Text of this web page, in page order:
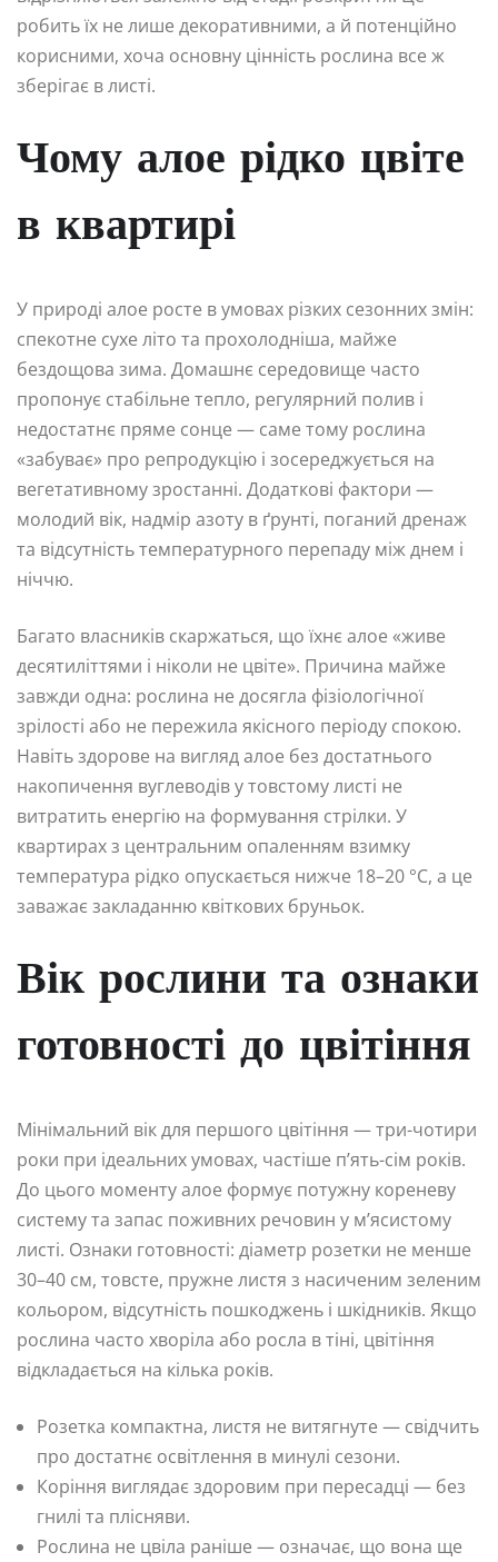
робить їх не лише декоративними, а й потенційно
корисними, хоча основну цінність рослина все ж
зберігає в листі.
Чому алое рідко цвіте
в квартирі
У природі алое росте в умовах різких сезонних змін:
спекотне сухе літо та прохолодніша, майже
бездощова зима. Домашнє середовище часто
пропонує стабільне тепло, регулярний полив і
недостатнє пряме сонце — саме тому рослина
«забуває» про репродукцію і зосереджується на
вегетативному зростанні. Додаткові фактори —
молодий вік, надмір азоту в ґрунті, поганий дренаж
та відсутність температурного перепаду між днем і
ніччю.
Багато власників скаржаться, що їхнє алое «живе
десятиліттями і ніколи не цвіте». Причина майже
завжди одна: рослина не досягла фізіологічної
зрілості або не пережила якісного періоду спокою.
Навіть здорове на вигляд алое без достатнього
накопичення вуглеводів у товстому листі не
витратить енергію на формування стрілки. У
квартирах з центральним опаленням взимку
температура рідко опускається нижче 18–20 °C, а це
заважає закладанню квіткових бруньок.
Вік рослини та ознаки
готовності до цвітіння
Мінімальний вік для першого цвітіння — три-чотири
роки при ідеальних умовах, частіше п’ять-сім років.
До цього моменту алое формує потужну кореневу
систему та запас поживних речовин у м’ясистому
листі. Ознаки готовності: діаметр розетки не менше
30–40 см, товсте, пружне листя з насиченим зеленим
кольором, відсутність пошкоджень і шкідників. Якщо
рослина часто хворіла або росла в тіні, цвітіння
відкладається на кілька років.
Розетка компактна, листя не витягнуте — свідчить
про достатнє освітлення в минулі сезони.
Коріння виглядає здоровим при пересадці — без
гнилі та плісняви.
Рослина не цвіла раніше — означає, що вона ще